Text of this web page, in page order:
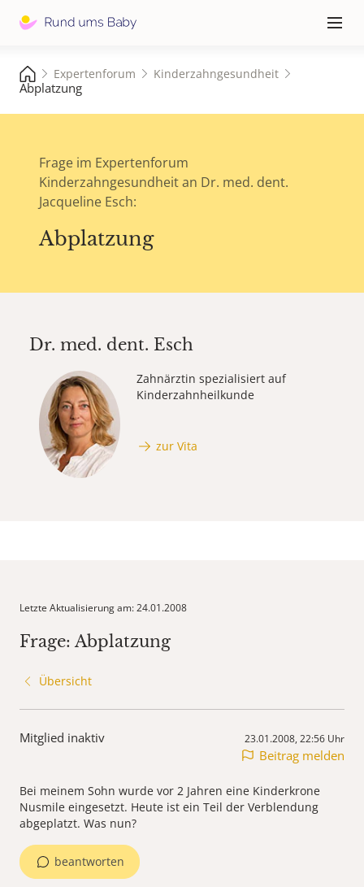
≡
Expertenforum Kinderzahngesundheit
Abplatzung
Frage im Expertenforum
Kinderzahngesundheit an Dr. med. dent.
Jacqueline Esch:
Abplatzung
Dr. med. dent. Esch
Zahnärztin spezialisiert auf
Kinderzahnheilkunde
zur Vita
Letzte Aktualisierung am: 24.01.2008
Frage: Abplatzung
Übersicht
Mitglied inaktiv 23.01.2008, 22:56 Uhr
Beitrag melden
Bei meinem Sohn wurde vor 2 Jahren eine Kinderkrone
Nusmile eingesetzt. Heute ist ein Teil der Verblendung
abgeplatzt. Was nun?
beantworten